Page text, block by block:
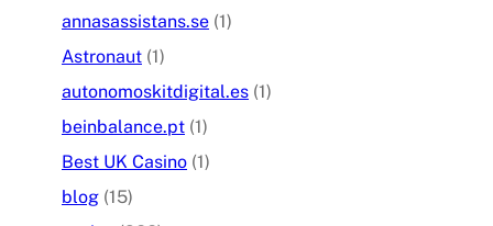
annasassistans.se (1)
Astronaut (1)
autonomoskitdigital.es (1)
beinbalance.pt (1)
Best UK Casino (1)
blog (15)